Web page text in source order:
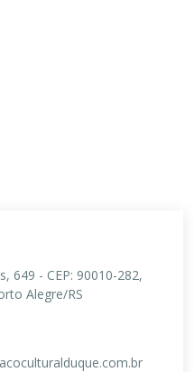
649 - CEP: 90010-282,
Alegre/RS